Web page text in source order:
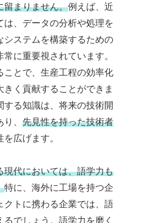
留まりません。例えば、近
は、データの分析や処理を
システムを構築するための
に重要視されています。
ことで、生産工程の効率化
く貢献することができま
する知識は、将来の技術開
、 先見性を持った技術者
広げます。
現代においては、語学力も
特に、海外に工場を持つ企
クトに携わる企業では、語
でしょう。語学力を磨く